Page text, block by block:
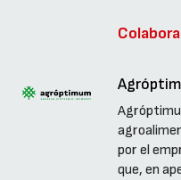
por el
que, en